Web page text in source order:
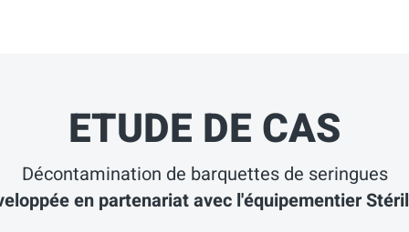
ETUDE DE CAS
Décontamination de barquettes de seringues
en partenariat avec l'équipementier